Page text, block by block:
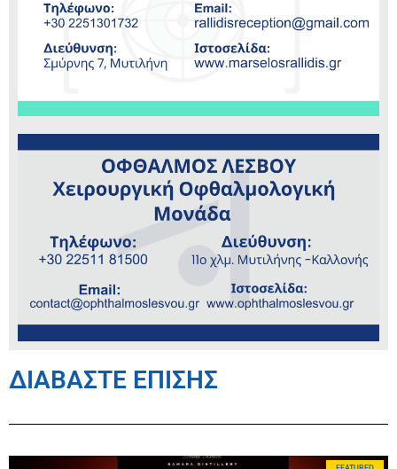
ΔΙΑΒΑΣΤΕ ΕΠΙΣΗΣ